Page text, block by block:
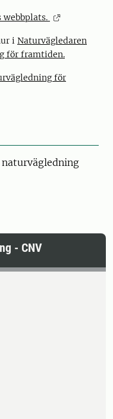
webbplats.
i Naturvägledaren
för framtiden.
för
- CNV